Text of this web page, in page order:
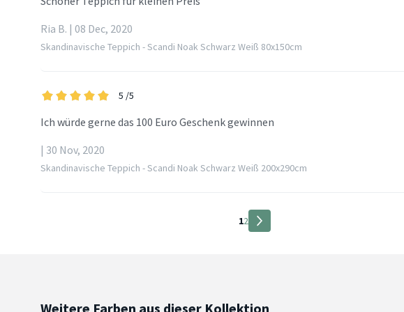
Ria B. | 08 Dec, 2020
Skandinavische Teppich - Scandi Noak Schwarz Weiß 80x150cm
5 /5
Ich würde gerne das 100 Euro Geschenk gewinnen
| 30 Nov, 2020
Skandinavische Teppich - Scandi Noak Schwarz Weiß 200x290cm
12
Weitere Farben aus dieser Kollektion